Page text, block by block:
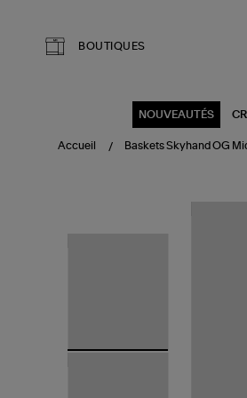
BOUTIQUES
NOUVEAUTÉS
Accueil Baskets Skyhand OG